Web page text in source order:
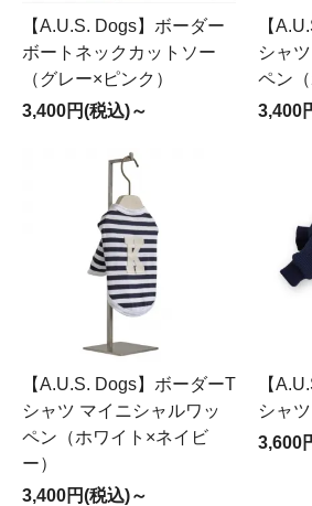
【A.U.S. Dogs】ボーダー
ボートネックカットソー
（グレー×ピンク）
3,400円(税込)～
【
シャ
ペン
3,400
【A.U.S. Dogs】ボーダーT
シャツ マイニシャルワッ
ペン（ホワイト×ネイビ
ー）
3,400円(税込)～
【
シャ
3,600